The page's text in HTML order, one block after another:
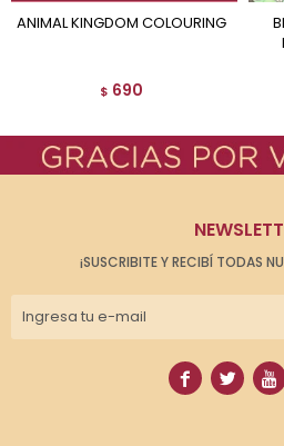
ANIMAL KINGDOM COLOURING
$ 690
BLANCANIEVES Y LOS SIETE
¡SUSCRIBITE Y RECIBÍ TODAS
  